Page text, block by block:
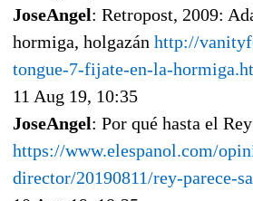
JoseAngel: Retropost, 2009:
hormiga, holgazán http://
tongue-7-fijate-en-la-
11 Aug 19, 10:35
JoseAngel: Por qué hasta el
https://www.elespanol.com/
director/20190811/rey-parece-